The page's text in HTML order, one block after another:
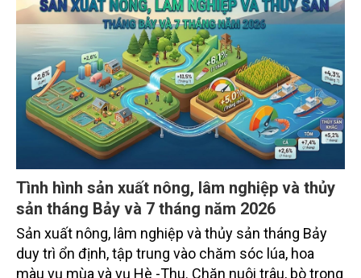
Tình hình sản xuất nông, lâm nghiệp và thủy
sản tháng Bảy và 7 tháng năm 2026
Sản xuất nông, lâm nghiệp và thủy sản tháng Bảy
duy trì ổn định, tập trung vào chăm sóc lúa, hoa
màu vụ mùa và vụ Hè -Thu. Chăn nuôi trâu, bò trong